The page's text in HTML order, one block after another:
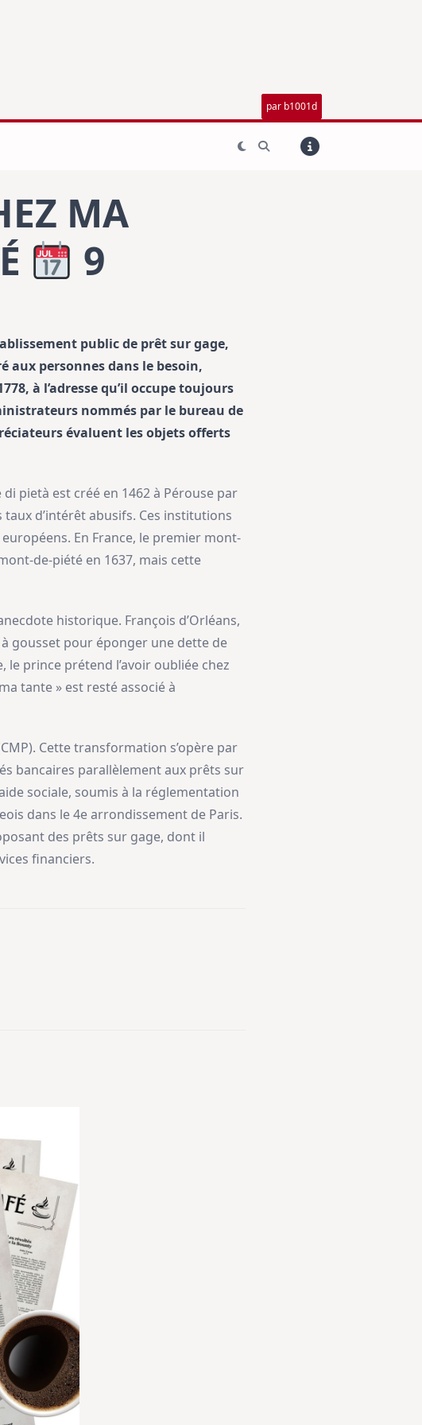
par b1001d
MA
9
public de prêt sur gage,
aux personnes dans le besoin,
à l’adresse qu’il occupe toujours
nommés par le bureau de
évaluent les objets offerts
pietà est créé en 1462 à Pérouse par
d’intérêt abusifs. Ces institutions
En France, le premier mont-
de-piété en 1637, mais cette
historique. François d’Orléans,
gousset pour éponger une dette de
le prince prétend l’avoir oubliée chez
tante » est resté associé à
Cette transformation s’opère par
bancaires parallèlement aux prêts sur
sociale, soumis à la réglementation
dans le 4e arrondissement de Paris.
des prêts sur gage, dont il
financiers.